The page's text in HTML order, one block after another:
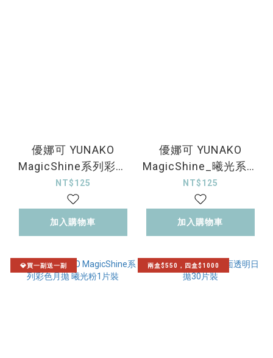
優娜可 YUNAKO
MagicShine系列彩色
月拋 曦光藍1片裝
NT$125
加入購物車
優娜可 YUNAKO
MagicShine_曦光系列
_彩色月拋 曦光橙1片
裝
NT$125
加入購物車
💎買一副送一副 兩盒$550，四盒$1000